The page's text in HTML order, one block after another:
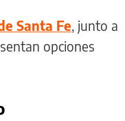
Santa Fe, junto a
opciones